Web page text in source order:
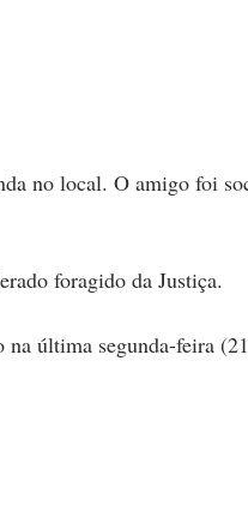
no local. O amigo foi
foragido da Justiça.
última segunda-feira